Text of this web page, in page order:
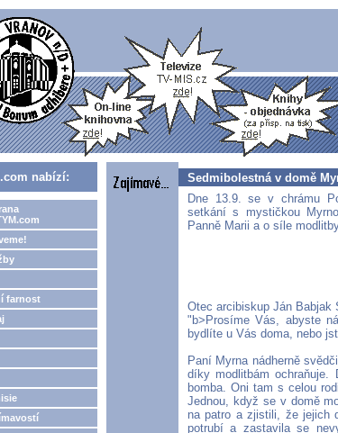
nabízí:
farnost
Sedmibolestná v domě
Dne 13.9. se v chrámu
setkání s mystičkou
Panně Marii a o síle
Otec arcibiskup Ján Babjak
"b>Prosíme Vás, abyste
bydlíte u Vás doma, nebo
Paní Myrna nádherně
díky modlitbám
bomba. Oni tam s celou
Jednou, když se v domě
na patro a zjistili, že jejich
potrubí a zastavila se